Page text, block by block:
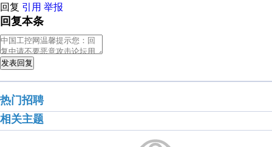
回复 引用 举报
回复本条
发表回复
热门招聘
相关主题